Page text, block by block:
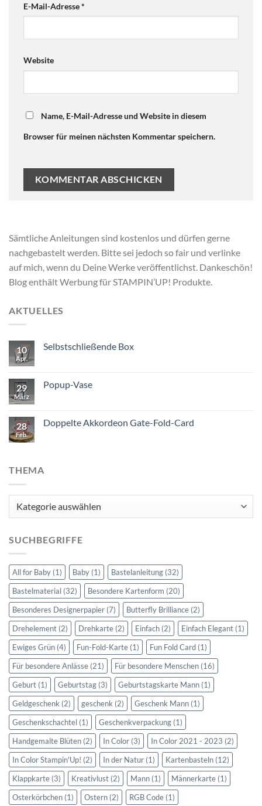
E-Mail-Adresse*
Website
Name, E-Mail-Adresse und Website in diesem
Browser für meinen nächsten Kommentar speichern.
Sämtliche Anleitungen sind kostenlos und dürfen gerne
nachgebastelt werden. Bitte sei jedoch so fair und verlinke
auf mich, wenn du Deine Werke veröffentlichst. Dankeschön!
Blog enthält Werbung für STAMPIN’UP! Produkte.
AKTUELLES
10
Apr.
Selbstschließende Box
29
März
Popup-Vase
28
Feb.
Doppelte Akkordeon Gate-Fold-Card
THEMA
SUCHBEGRIFFE
All for Baby (1) Baby (1) Bastelanleitung (32)
Bastelmaterial (32) Besondere Kartenform (20)
Besonderes Designerpapier (7) Butterfly Brilliance (2)
Drehelement (2) Drehkarte (2) Einfach (2) Einfach Elegant (1)
Ewiges Grün (4) Fun-Fold-Karte (1) Fun Fold Card (1)
Für besondere Anlässe (21) Für besondere Menschen (16)
Geburt (1) Geburtstag (3) Geburtstagskarte Mann (1)
Geldgeschenk (2) geschenk (2) Geschenk Mann (1)
Geschenkschachtel (1) Geschenkverpackung (1)
Handgemalte Blüten (2) In Color (3) In Color 2021 - 2023 (2)
In Color Stampin'Up! (2) In der Natur (1) Kartenbasteln (12)
Klappkarte (3) Kreativlust (2) Mann (1) Männerkarte (1)
Osterkörbchen (1) Ostern (2) RGB Code (1)